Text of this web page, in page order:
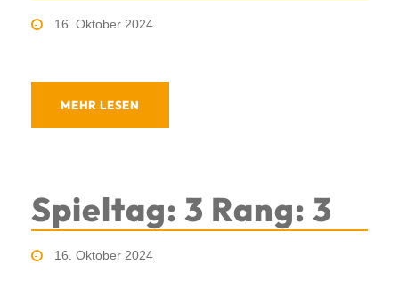
16. Oktober 2024
MEHR LESEN
Spieltag: 3 Rang: 3
16. Oktober 2024